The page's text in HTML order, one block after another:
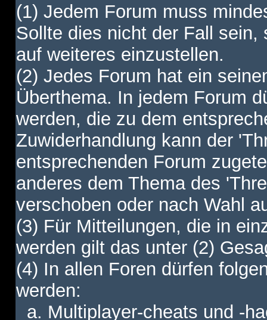
(1) Jedem Forum muss
Sollte dies nicht der Fall
auf weiteres einzustellen.
(2) Jedes Forum hat ein
Überthema. In jedem Forum
werden, die zu dem
Zuwiderhandlung kann der
entsprechenden Forum
anderes dem Thema des
verschoben oder nach Wahl
(3) Für Mitteilungen, die in
werden gilt das unter (2)
(4) In allen Foren dürfen
werden:
a. Multiplayer-cheats und -